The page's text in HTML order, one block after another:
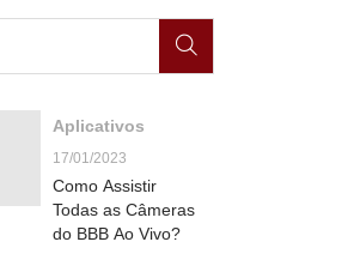
Aplicativos
17/01/2023
Como Assistir
Todas as Câmeras
do BBB Ao Vivo?